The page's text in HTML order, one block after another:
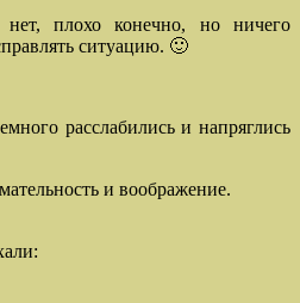
плохо конечно, но ничего
ситуацию. 🙂
расслабились и напряглись
и воображение.